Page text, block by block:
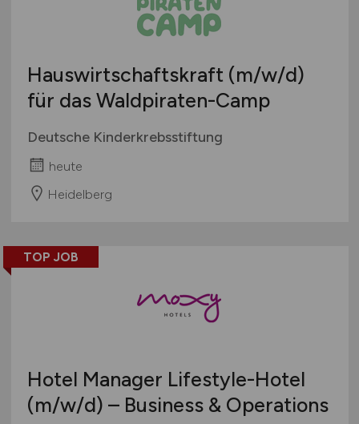
Hauswirtschaftskraft (m/w/d)
für das Waldpiraten-Camp
Deutsche Kinderkrebsstiftung
heute
Heidelberg
TOP JOB
Hotel Manager Lifestyle-Hotel
(m/w/d) – Business & Operations